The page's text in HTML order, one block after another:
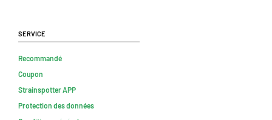
Service
Recommandé
Coupon
Strainspotter APP
Protection des données